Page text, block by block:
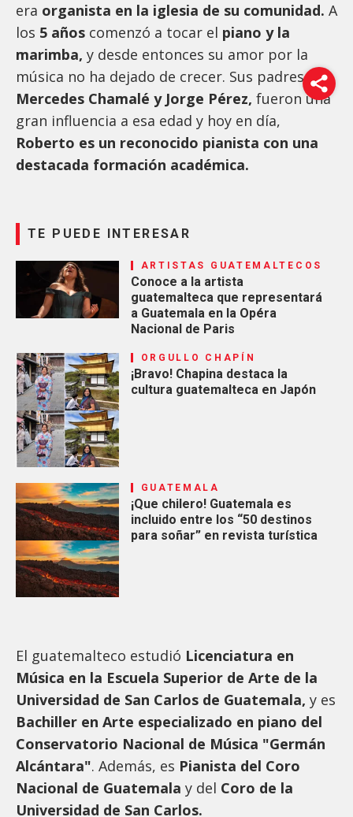
era organista en la iglesia de su comunidad. A
los 5 años comenzó a tocar el piano y la
marimba, y desde entonces su amor por la
música no ha dejado de crecer. Sus padres,
Mercedes Chamalé y Jorge Pérez, fueron una
gran influencia a esa edad y hoy en día,
Roberto es un reconocido pianista con una
destacada formación académica.
TE PUEDE INTERESAR
ARTISTAS GUATEMALTECOS
Conoce a la artista
guatemalteca que representará
a Guatemala en la Opéra
Nacional de Paris
ORGULLO CHAPÍN
¡Bravo! Chapina destaca la
cultura guatemalteca en Japón
GUATEMALA
¡Que chilero! Guatemala es
incluido entre los “50 destinos
para soñar” en revista turística
El guatemalteco estudió Licenciatura en
Música en la Escuela Superior de Arte de la
Universidad de San Carlos de Guatemala, y es
Bachiller en Arte especializado en piano del
Conservatorio Nacional de Música "Germán
Alcántara". Además, es Pianista del Coro
Nacional de Guatemala y del Coro de la
Universidad de San Carlos.